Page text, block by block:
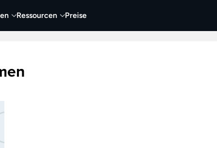
Ressourcen Preise
Video Visueller Content